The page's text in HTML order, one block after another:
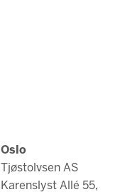
Oslo
Tjøstolvsen AS
Karenslyst Allé 55,